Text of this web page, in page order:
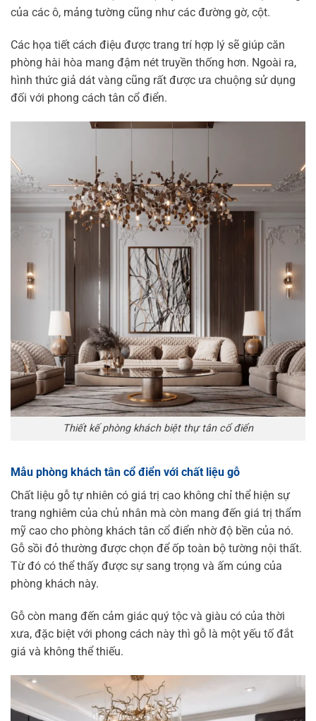
của các ô, mảng tường cũng như các đường gờ, cột.
Các họa tiết cách điệu được trang trí hợp lý sẽ giúp căn
phòng hài hòa mang đậm nét truyền thống hơn. Ngoài ra,
hình thức giả dát vàng cũng rất được ưa chuộng sử dụng
đối với phong cách tân cổ điển.
Thiết kế phòng khách biệt thự tân cổ điển
Mẫu phòng khách tân cổ điển với chất liệu gỗ
Chất liệu gỗ tự nhiên có giá trị cao không chỉ thể hiện sự
trang nghiêm của chủ nhân mà còn mang đến giá trị thẩm
mỹ cao cho phòng khách tân cổ điển nhờ độ bền của nó.
Gỗ sồi đỏ thường được chọn để ốp toàn bộ tường nội thất.
Từ đó có thể thấy được sự sang trọng và ấm cúng của
phòng khách này.
Gỗ còn mang đến cảm giác quý tộc và giàu có của thời
xưa, đặc biệt với phong cách này thì gỗ là một yếu tố đắt
giá và không thể thiếu.